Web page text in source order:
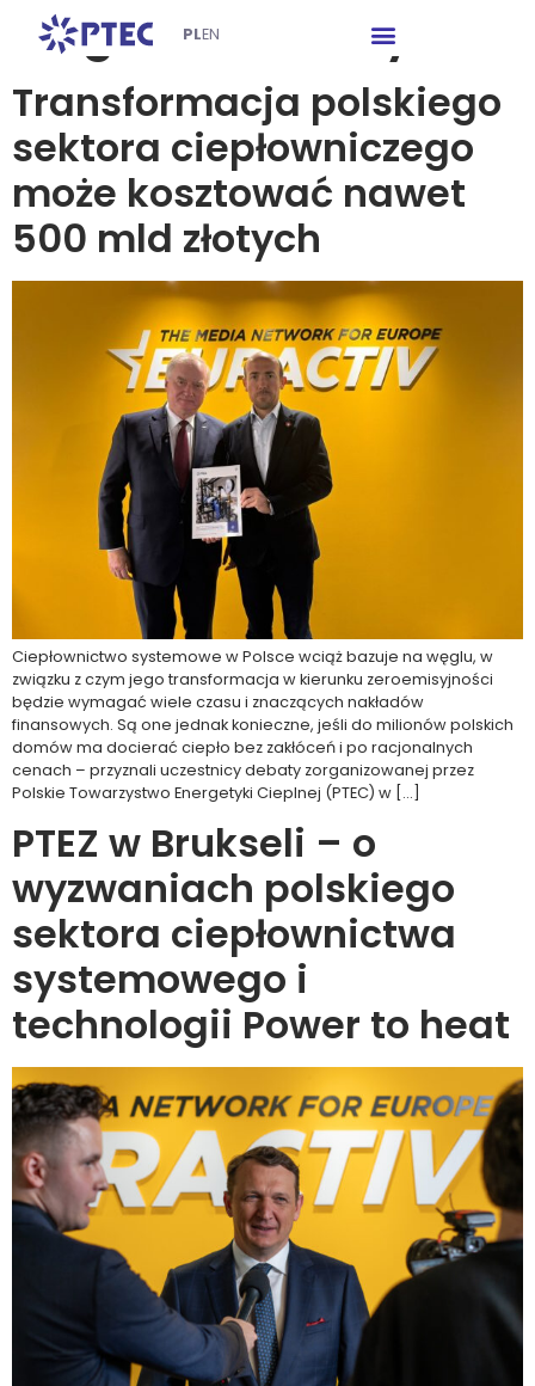
PLEN
Tag:Euractiv Hybrid
Transformacja polskiego
sektora ciepłowniczego
może kosztować nawet
500 mld złotych
Ciepłownictwo systemowe w Polsce wciąż bazuje na węglu, w
związku z czym jego transformacja w kierunku zeroemisyjności
będzie wymagać wiele czasu i znaczących nakładów
finansowych. Są one jednak konieczne, jeśli do milionów polskich
domów ma docierać ciepło bez zakłóceń i po racjonalnych
cenach – przyznali uczestnicy debaty zorganizowanej przez
Polskie Towarzystwo Energetyki Cieplnej (PTEC) w […]
PTEZ w Brukseli – o
wyzwaniach polskiego
sektora ciepłownictwa
systemowego i
technologii Power to heat